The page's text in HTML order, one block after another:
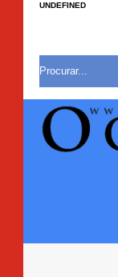
UNDEFINED